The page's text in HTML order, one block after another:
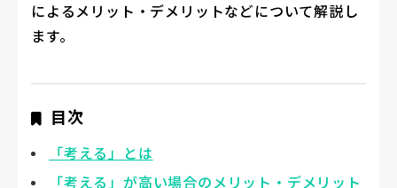
によるメリット・デメリットなどについて解説し
ます。
目次
「考える」とは
「考える」が高い場合のメリット・デメリット